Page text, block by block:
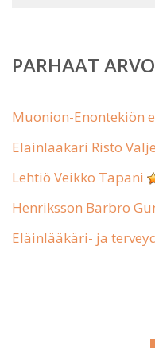
PARHAAT
Muonion-Enontekiön
Eläinlääkäri Risto
Lehtiö Veikko Tapani
Henriksson Barbro
Eläinlääkäri- ja